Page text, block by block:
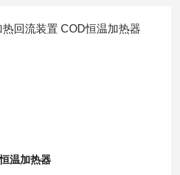
温加热器